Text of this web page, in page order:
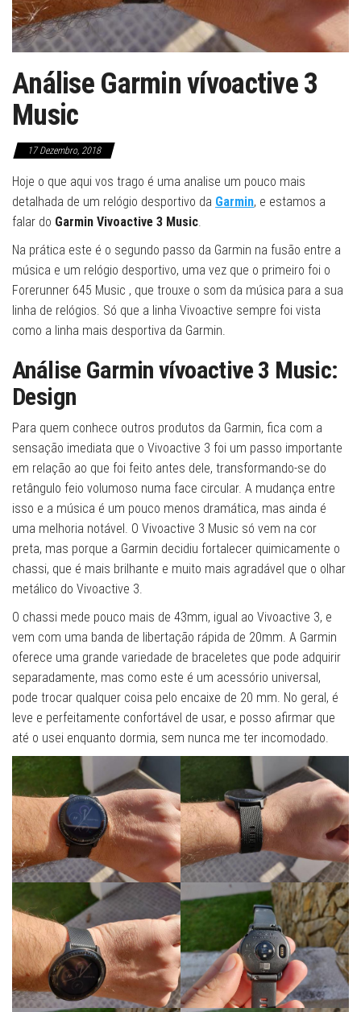
Análise Garmin vívoactive 3
Music
17 Dezembro, 2018
Hoje o que aqui vos trago é uma analise um pouco mais
detalhada de um relógio desportivo da Garmin, e estamos a
falar do Garmin Vivoactive 3 Music
Na prática este é o segundo passo da Garmin na fusão entre a
música e um relógio desportivo, uma vez que o primeiro foi o
Forerunner 645 Music , que trouxe o som da música para a sua
linha de relógios. Só que a linha Vivoactive sempre foi vista
como a linha mais desportiva da Garmin.
Análise Garmin vívoactive 3 Music:
Design
Para quem conhece outros produtos da Garmin, fica com a
sensação imediata que o Vivoactive 3 foi um passo importante
em relação ao que foi feito antes dele, transformando-se do
retângulo feio volumoso numa face circular. A mudança entre
isso e a música é um pouco menos dramática, mas ainda é
uma melhoria notável. O Vivoactive 3 Music só vem na cor
preta, mas porque a Garmin decidiu fortalecer quimicamente o
chassi, que é mais brilhante e muito mais agradável que o olhar
metálico do Vivoactive 3.
O chassi mede pouco mais de 43mm, igual ao Vivoactive 3, e
vem com uma banda de libertação rápida de 20mm. A Garmin
oferece uma grande variedade de braceletes que pode adquirir
separadamente, mas como este é um acessório universal,
pode trocar qualquer coisa pelo encaixe de 20 mm. No geral, é
leve e perfeitamente confortável de usar, e posso afirmar que
até o usei enquanto dormia, sem nunca me ter incomodado.